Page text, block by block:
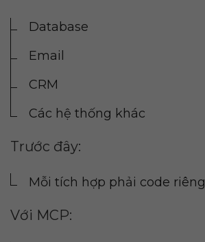
Database
Email
CRM
Các hệ thống khác
Trước đây:
Mỗi tích hợp phải code riêng
Với MCP: